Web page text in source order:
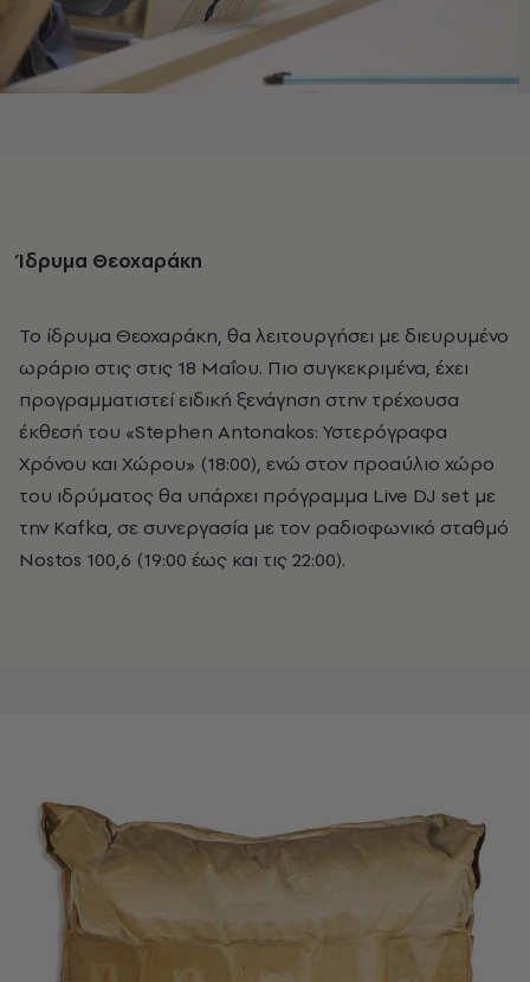
Ίδρυμα Θεοχαράκη
Το ίδρυμα Θεοχαράκη, θα λειτουργήσει με διευρυμένο
ωράριο στις στις 18 Μαΐου. Πιο συγκεκριμένα, έχει
προγραμματιστεί ειδική ξενάγηση στην τρέχουσα
έκθεσή του «Stephen Antonakos: Υστερόγραφα
Χρόνου και Χώρου» (18:00), ενώ στον προαύλιο χώρο
του ιδρύματος θα υπάρχει πρόγραμμα Live DJ set με
την Κafka, σε συνεργασία με τον ραδιοφωνικό σταθμό
Nostos 100,6 (19:00 έως και τις 22:00).